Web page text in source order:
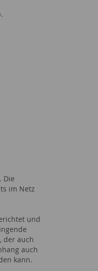
Die
im Netz
und
der auch
auch
kann.